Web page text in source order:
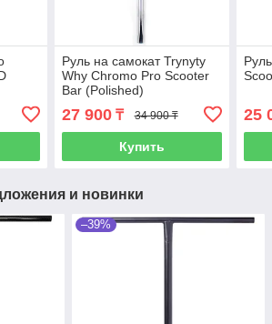
Руль на самокат Trynyty
Why Chromo Pro Scooter
Bar (Polished)
27 900₸ 34 900 ₸
Купить
25
и новинки
–39%